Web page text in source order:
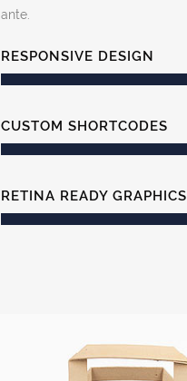
ante.
RESPONSIVE DESIGN
CUSTOM SHORTCODES
RETINA READY GRAPHICS